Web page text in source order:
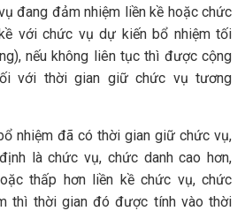
đang đảm nhiệm liền kề hoặc chức
với chức vụ dự kiến bổ nhiệm tối
nếu không liên tục thì được cộng
với thời gian giữ chức vụ tương
nhiệm đã có thời gian giữ chức vụ,
là chức vụ, chức danh cao hơn,
thấp hơn liền kề chức vụ, chức
thì thời gian đó được tính vào thời